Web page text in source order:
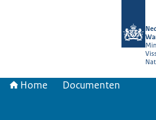
Home Documenten